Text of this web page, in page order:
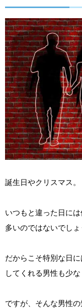
誕生日やクリスマス。
いつもと違った日に
多いのではないでしょ
だからこそ特別な日
してくれる男性も少な
ですが、そんな男性